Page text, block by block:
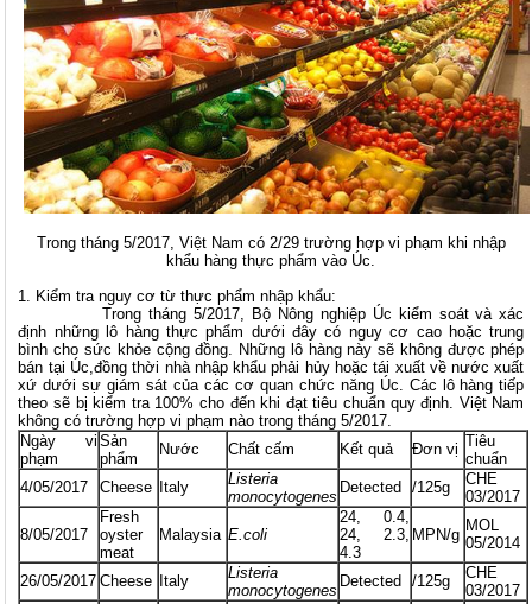
Trong tháng 5/2017, Việt Nam có 2/29 trường hợp vi phạm khi nhập
khẩu hàng thực phẩm vào Úc.
1. Kiểm tra nguy cơ từ thực phẩm nhập khẩu:
Trong tháng 5/2017, Bộ Nông nghiệp Úc kiểm soát và xác
định những lô hàng thực phẩm dưới đây có nguy cơ cao hoặc trung
bình cho sức khỏe cộng đồng. Những lô hàng này sẽ không được phép
bán tại Úc,đồng thời nhà nhập khẩu phải hủy hoặc tái xuất về nước xuất
xứ dưới sự giám sát của các cơ quan chức năng Úc. Các lô hàng tiếp
theo sẽ bị kiểm tra 100% cho đến khi đạt tiêu chuẩn quy định. Việt Nam
không có trường hợp vi phạm nào trong tháng 5/2017.
Ngày vi
phạm
Sản
phẩm​
Nước Chất cấm Kết quả Đơn vị Tiêu
chuẩn
4/05/2017
Cheese Italy
Listeria
monocytogenes
Detected /125g
CHE
03/2017
8/05/2017
Fresh
oyster
meat
Malaysia E.coli
24, 0.4,
24, 2.3,
4.3
MPN/g
MOL
05/2014
26/05/2017 Cheese Italy
Listeria
monocytogenes
Detected /125g
CHE
03/2017